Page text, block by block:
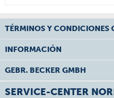
TÉRMINOS Y CONDICIONES
INFORMACIÓN
GEBR. BECKER GMBH
SERVICE-CENTER